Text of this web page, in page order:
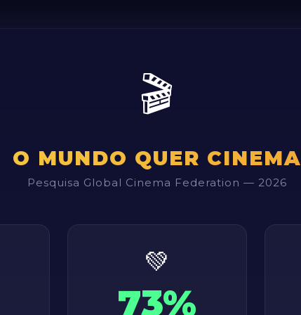
🎬
O MUNDO QUER CINEMA
Pesquisa Global Cinema Federation — 2026
💚
73%